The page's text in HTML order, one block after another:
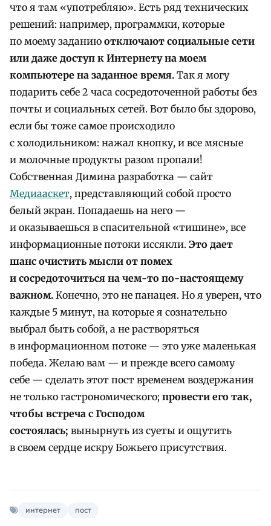
что я там «употребляю». Есть ряд технических
решений: например, программки, которые
по моему заданию отключают социальные сети
или даже доступ к Интернету на моем
компьютере на заданное время. Так я могу
подарить себе 2 часа сосредоточенной работы без
почты и социальных сетей. Вот было бы здорово,
если бы тоже самое происходило
с холодильником: нажал кнопку, и все мясные
и молочные продукты разом пропали!
Собственная Димина разработка — сайт
Медиааскет, представляющий собой просто
белый экран. Попадаешь на него —
и оказываешься в спасительной «тишине», все
информационные потоки иссякли. Это дает
шанс очистить мысли от помех
и сосредоточиться на чем-то по-настоящему
важном. Конечно, это не панацея. Но я уверен, что
каждые 5 минут, на которые я сознательно
выбрал быть собой, а не растворяться
в информационном потоке — это уже маленькая
победа. Желаю вам — и прежде всего самому
себе — сделать этот пост временем воздержания
не только гастрономического; провести его так,
чтобы встреча с Господом
состоялась; вынырнуть из суеты и ощутить
в своем сердце искру Божьего присутствия.
интернет пост